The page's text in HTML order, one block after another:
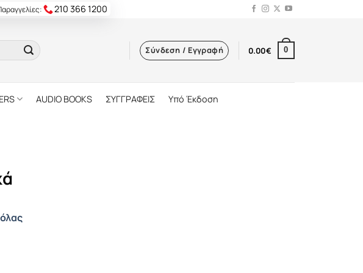
210 366 1200
Σύνδεση / Εγγραφή 0.00€ 0
AUDIO BOOKS ΣΥΓΓΡΑΦΕΙΣ Υπό Έκδοση